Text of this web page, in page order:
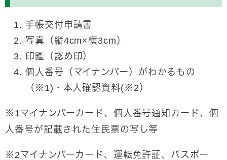
手帳交付申請書
写真（縦4cm×横3cm）
印鑑（認め印）
個人番号（マイナンバー）がわかるもの
（※1)・本人確認資料(※2）
※1マイナンバーカード、個人番号通知カード、個
人番号が記載された住民票の写し等
※2マイナンバーカード、運転免許証、パスポー